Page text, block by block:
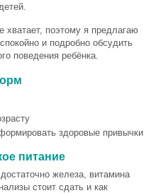
хватает, поэтому я предлагаю
и подробно обсудить
поведения ребёнка.
здоровые привычки
питание
железа, витамина
стоит сдать и как